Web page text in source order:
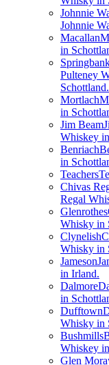
Johnnie
Johnnie
Macallan
in
Pulteney
Schottland.
Mortlach
in
Jim Beam
Whiskey
Benriach
in
Teachers
Chivas
Regal
Glenrothes
Whisky in
Clynelish
Whisky in
Jameson
in Irland.
Dalmore
in
Dufftown
Whisky in
Bushmills
Whiskey
Glen